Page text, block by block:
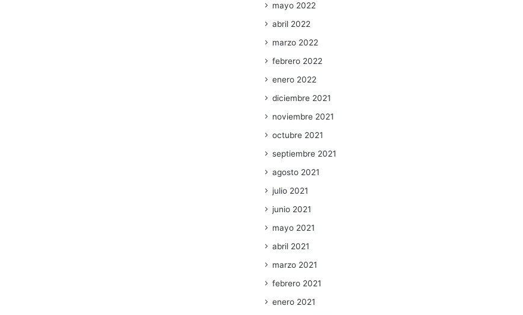
mayo 2022
abril 2022
marzo 2022
febrero 2022
enero 2022
diciembre 2021
noviembre 2021
octubre 2021
septiembre 2021
agosto 2021
julio 2021
junio 2021
mayo 2021
abril 2021
marzo 2021
febrero 2021
enero 2021